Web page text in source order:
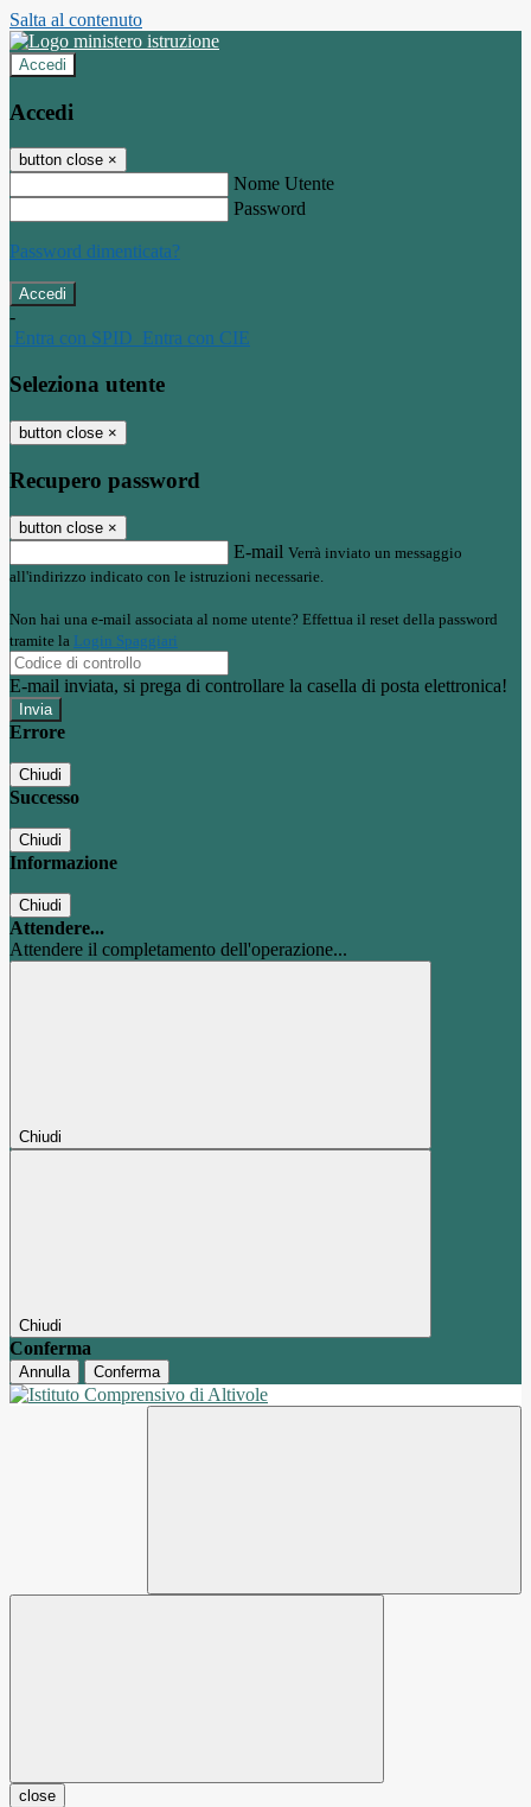
Salta al contenuto
Accedi
Accedi
button close ×
Nome Utente
Password
Password dimenticata?
-
Entra con SPID Entra con CIE
Seleziona utente
button close ×
Recupero password
button close ×
E-mail Verrà inviato un messaggio
all'indirizzo indicato con le istruzioni necessarie.
Non hai una e-mail associata al nome utente? Effettua il reset della password
tramite la Login Spaggiari
E-mail inviata, si prega di controllare la casella di posta elettronica!
Errore
Chiudi
Successo
Chiudi
Informazione
Chiudi
Attendere...
Attendere il completamento dell'operazione...
Chiudi
Chiudi
Conferma
Annulla Conferma
close